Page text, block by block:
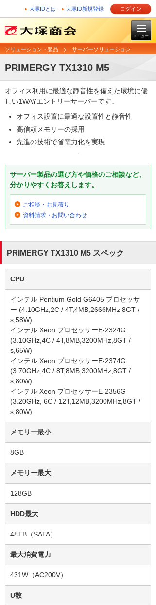
大塚IDとは 大塚ID新規登録 ログイン
メニュー
ソリューション・製品 サーバーソリューション
PRIMERGY TX1310 M5
オフィス利用に最適な静音性を備えた環境に優
しい1WAYエントリーサーバーです。
オフィス設置に最適な設置性と静音性
高信頼メモリーの採用
先進の技術で省電力化を実現
サーバー製品の選び方や価格のご相談など、
分かりやすくお答えします。
ご相談・お見積り
資料請求・お問い合わせ
PRIMERGY TX1310 M5 スペック
CPU
インテル Pentium Gold G6405 プロセッサ
ー (4.10GHz,2C / 4T,4MB,2666MHz,8GT /
s,58W)
インテル Xeon プロセッサーE-2324G
(3.10GHz,4C / 4T,8MB,3200MHz,8GT /
s,65W)
インテル Xeon プロセッサーE-2374G
(3.70GHz,4C / 8T,8MB,3200MHz,8GT /
s,80W)
インテル Xeon プロセッサーE-2356G
(3.20GHz, 6C / 12T,12MB,3200MHz,8GT /
s,80W)
メモリー最小
8GB
メモリー最大
128GB
HDD最大
48TB（SATA）
最大消費電力
431W（AC200V）
U数